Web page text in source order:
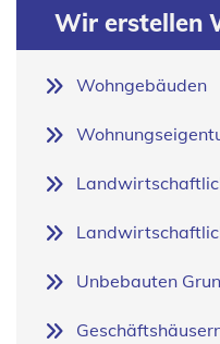
Wir erstellen
Wohngebäuden
Unbebauten